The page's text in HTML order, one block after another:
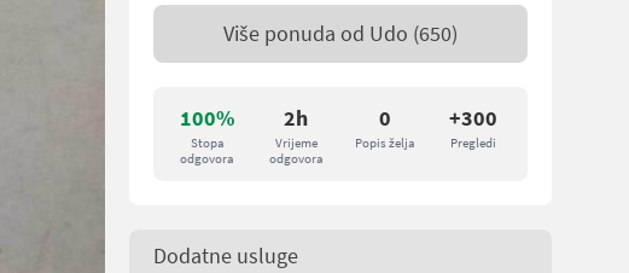
100%
Stopa
odgovora
2h
Vrijeme
odgovora
0
Popis želja
+300
Pregledi
Više ponuda od Udo (650)
Dodatne usluge